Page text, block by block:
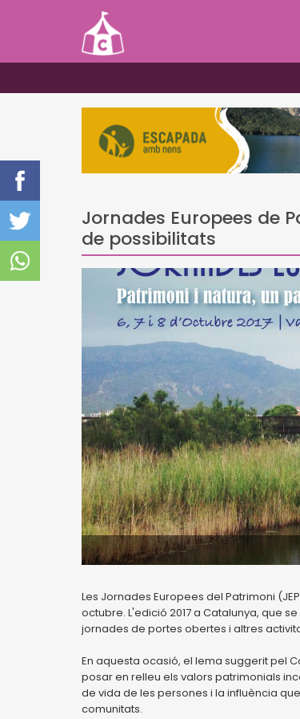
Jornades Europees de
de possibilitats
Les Jornades Europees del Patrimoni
octubre. L'edició 2017 a Catalunya, que
jornades de portes obertes i altres
En aquesta ocasió, el lema suggerit pel
posar en relleu els valors patrimonials
de vida de les persones i la influència
comunitats.